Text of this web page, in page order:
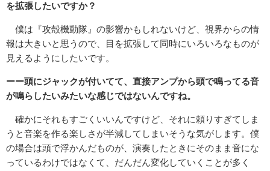
を拡張したいですか？
僕は『攻殻機動隊』の影響かもしれないけど、視界からの情
報は大きいと思うので、目を拡張して同時にいろいろなものが
見えるようにしたいです。
ーー頭にジャックが付いてて、直接アンプから頭で鳴ってる音
が鳴らしたいみたいな感じではないんですね。
確かにそれもすごくいいんですけど、それに頼りすぎてしま
うと音楽を作る楽しさが半減してしまいそうな気がします。僕
の場合は頭で浮かんだものが、演奏したときにそのまま音にな
っているわけではなくて、だんだん変化していくことが多く